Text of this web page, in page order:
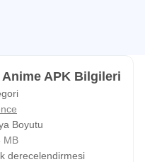
APK Bilgileri
Boyutu
MB
derecelendirmesi